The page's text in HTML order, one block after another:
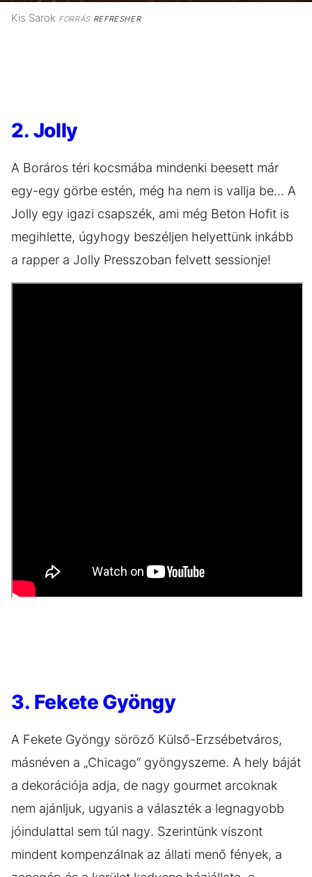
Kis Sarok FORRÁSREFRESHER
2. Jolly
A Boráros téri kocsmába mindenki beesett már
egy-egy görbe estén, még ha nem is vallja be... A
Jolly egy igazi csapszék, ami még Beton Hofit is
megihlette, úgyhogy beszéljen helyettünk inkább
a rapper a Jolly Presszoban felvett sessionje!
3. Fekete Gyöngy
A Fekete Gyöngy söröző Külső-Erzsébetváros,
másnéven a „Chicago“ gyöngyszeme. A hely báját
a dekorációja adja, de nagy gourmet arcoknak
nem ajánljuk, ugyanis a választék a legnagyobb
jóindulattal sem túl nagy. Szerintünk viszont
mindent kompenzálnak az állati menő fények, a